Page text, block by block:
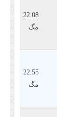
22.08
مگ
22.55
مگ